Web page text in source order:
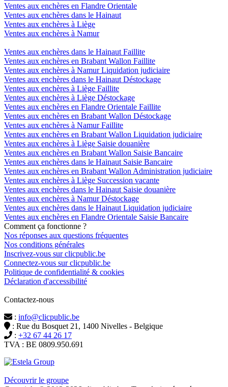
Ventes aux enchères en Flandre Orientale
Ventes aux enchères dans le Hainaut
Ventes aux enchères à Liège
Ventes aux enchères à Namur
Ventes aux enchères dans le Hainaut Faillite
Ventes aux enchères en Brabant Wallon Faillite
Ventes aux enchères à Namur Liquidation judiciaire
Ventes aux enchères dans le Hainaut Déstockage
Ventes aux enchères à Liège Faillite
Ventes aux enchères à Liège Déstockage
Ventes aux enchères en Flandre Orientale Faillite
Ventes aux enchères en Brabant Wallon Déstockage
Ventes aux enchères à Namur Faillite
Ventes aux enchères en Brabant Wallon Liquidation judiciaire
Ventes aux enchères à Liège Saisie douanière
Ventes aux enchères en Brabant Wallon Saisie Bancaire
Ventes aux enchères dans le Hainaut Saisie Bancaire
Ventes aux enchères en Brabant Wallon Administration judiciaire
Ventes aux enchères à Liège Succession vacante
Ventes aux enchères dans le Hainaut Saisie douanière
Ventes aux enchères à Namur Déstockage
Ventes aux enchères dans le Hainaut Liquidation judiciaire
Ventes aux enchères en Flandre Orientale Saisie Bancaire
Comment ça fonctionne ?
Nos réponses aux questions fréquentes
Nos conditions générales
Inscrivez-vous sur clicpublic.be
Connectez-vous sur clicpublic.be
Politique de confidentialité & cookies
Déclaration d'accessibilité
Contactez-nous
: info@clicpublic.be
: Rue du Bosquet 21, 1400 Nivelles - Belgique
: +32 67 44 26 17
TVA : BE 0809.950.691
Découvrir le groupe